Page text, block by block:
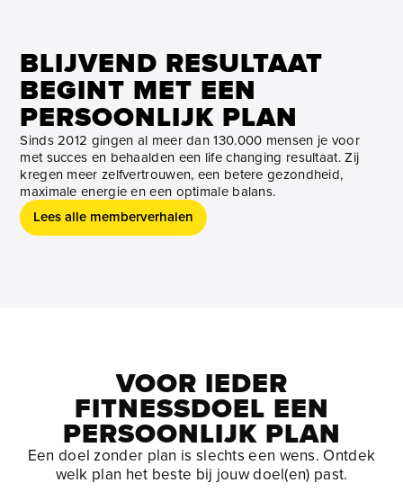
BLIJVEND RESULTAAT
BEGINT MET EEN
PERSOONLIJK PLAN
Sinds 2012 gingen al meer dan 130.000 mensen je voor
met succes en behaalden een life changing resultaat. Zij
kregen meer zelfvertrouwen, een betere gezondheid,
maximale energie en een optimale balans.
Lees alle memberverhalen
VOOR IEDER
FITNESSDOEL EEN
PERSOONLIJK PLAN
Een doel zonder plan is slechts een wens. Ontdek
welk plan het beste bij jouw doel(en) past.